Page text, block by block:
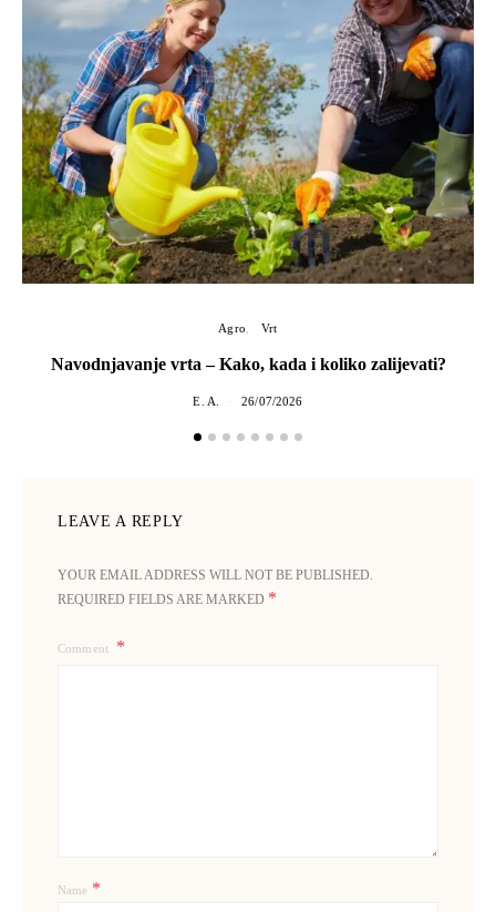
Agro Vrt
Navodnjavanje vrta – Kako, kada i koliko zalijevati?
E. A. 26/07/2026
LEAVE A REPLY
YOUR EMAIL ADDRESS WILL NOT BE PUBLISHED.
REQUIRED FIELDS ARE MARKED *
Comment
Name *